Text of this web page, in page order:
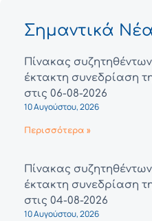
Σημαντικά
Πίνακας
έκτακτη συνεδρίαση
στις 06-08-2026
10 Αυγούστου, 2026
Περισσότερα »
Πίνακας
έκτακτη συνεδρίαση
στις 04-08-2026
10 Αυγούστου, 2026